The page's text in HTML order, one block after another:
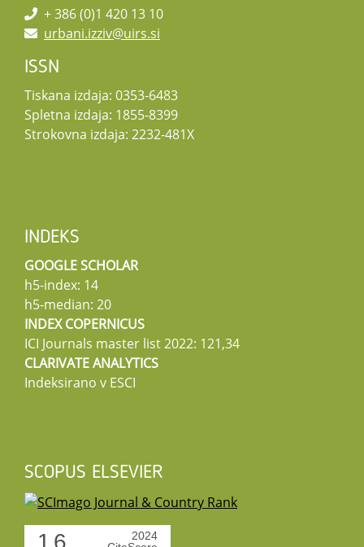
+ 386 (0)1 420 13 10
urbani.izziv@uirs.si
ISSN
Tiskana izdaja: 0353-6483
Spletna izdaja: 1855-8399
Strokovna izdaja: 2232-481X
INDEKS
GOOGLE SCHOLAR
h5-index: 14
h5-median: 20
INDEX COPERNICUS
ICI Journals master list 2022: 121,34
CLARIVATE ANALYTICS
Indeksirano v ESCI
SCOPUS ELSEVIER
1.6
2024